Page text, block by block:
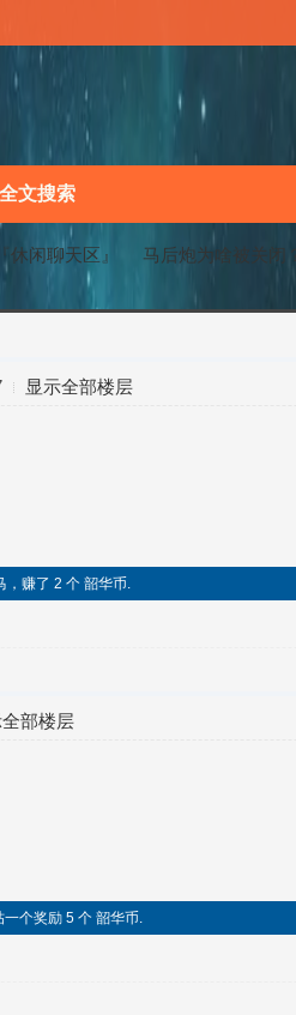
全文搜索
『休闲聊天区』
马后炮为啥被关闭？
显示全部楼层
，赚了 2 个 韶华币.
全部楼层
个奖励 5 个 韶华币.